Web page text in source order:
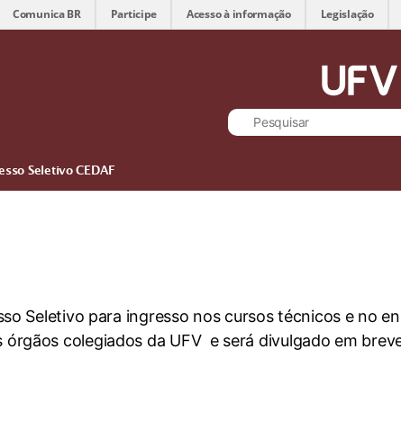
Comunica BR Participe Acesso à informação Legislação
Seletivo CEDAF
Seletivo para ingresso nos cursos técnicos e no
colegiados da UFV e será divulgado em